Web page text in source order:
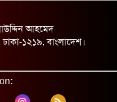
আইএলও মহাপরিচালকের বৈঠক
আহমেদ
১২১৯, বাংলাদেশ।